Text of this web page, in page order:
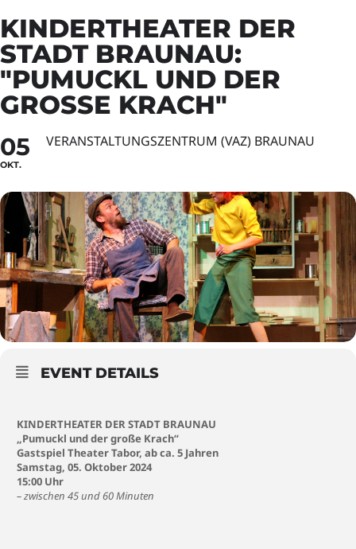
KINDERTHEATER DER
STADT BRAUNAU:
"PUMUCKL UND DER
GROSSE KRACH"
05
OKT.
VERANSTALTUNGSZENTRUM (VAZ) BRAUNAU
EVENT DETAILS
KINDERTHEATER DER STADT BRAUNAU
„Pumuckl und der große Krach“
Gastspiel Theater Tabor, ab ca. 5 Jahren
Samstag, 05. Oktober 2024
15:00 Uhr
– zwischen 45 und 60 Minuten